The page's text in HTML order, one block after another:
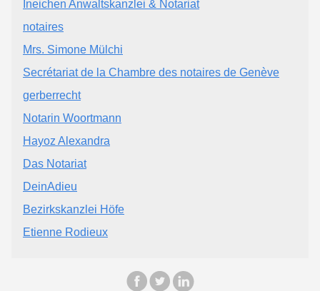
Ineichen Anwaltskanzlei & Notariat
notaires
Mrs. Simone Mülchi
Secrétariat de la Chambre des notaires de Genève
gerberrecht
Notarin Woortmann
Hayoz Alexandra
Das Notariat
DeinAdieu
Bezirkskanzlei Höfe
Etienne Rodieux